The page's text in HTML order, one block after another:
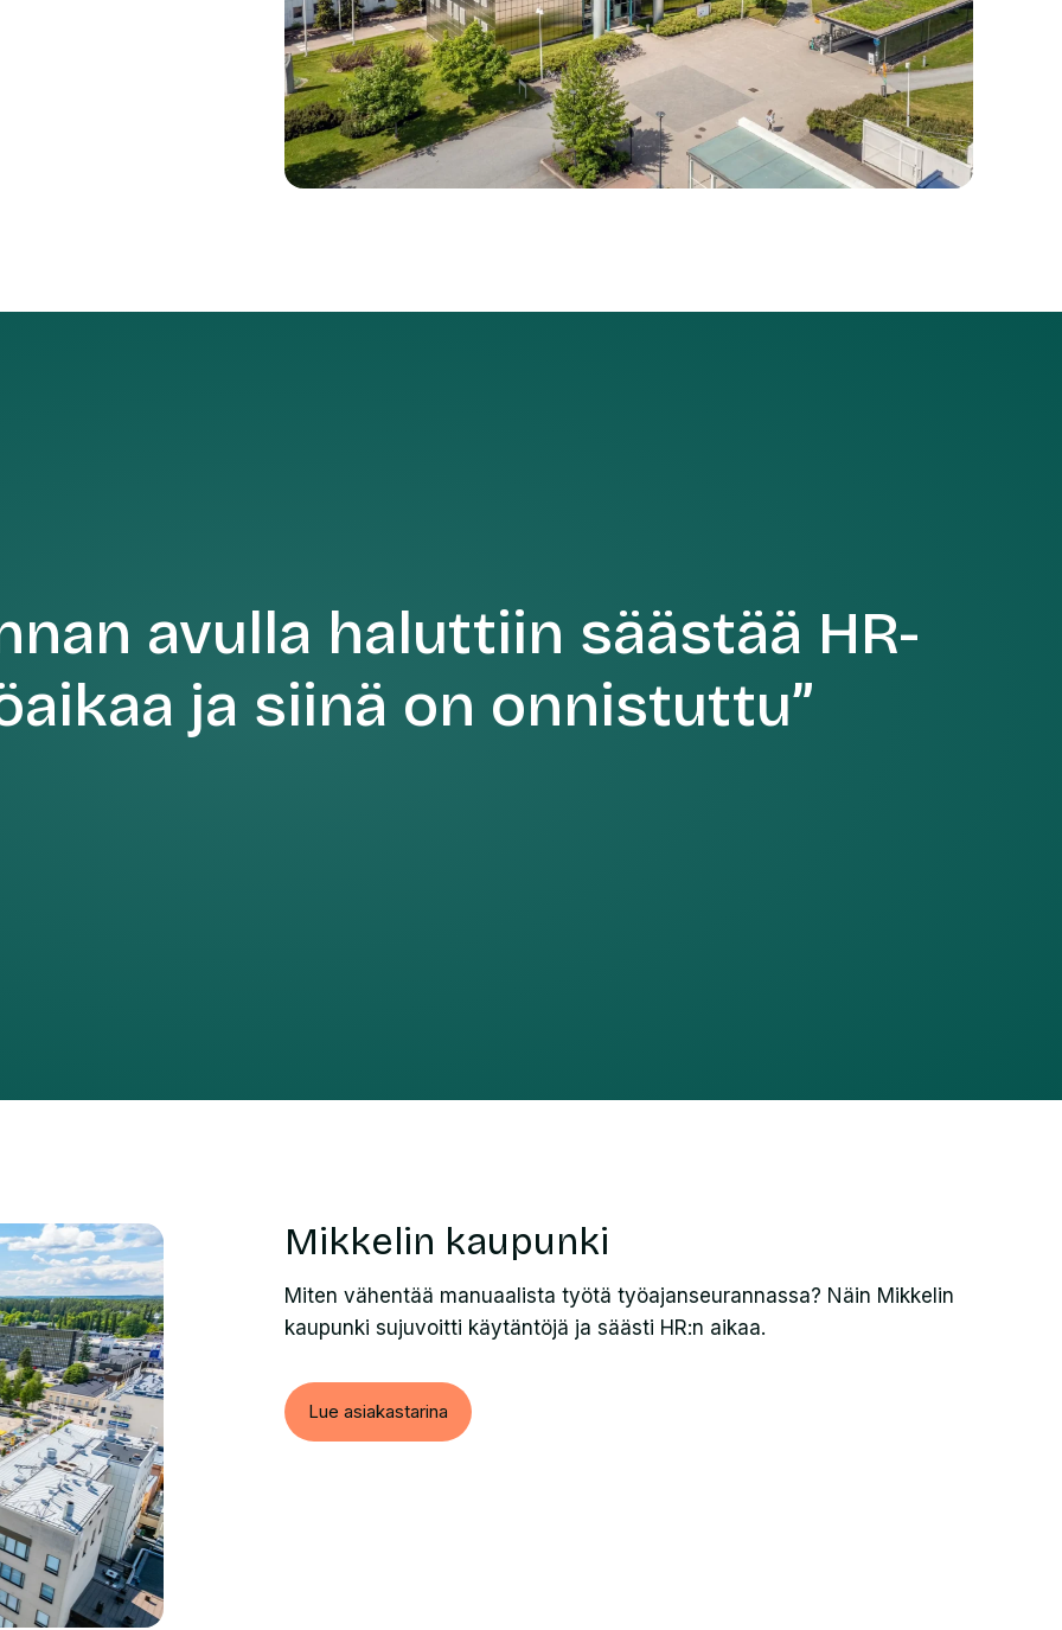
avulla haluttiin säästää HR-
ja siinä on onnistuttu”
Mikkelin kaupunki
Miten vähentää manuaalista työtä työajanseurannassa? Näin Mikkelin
kaupunki sujuvoitti käytäntöjä ja säästi HR:n aikaa.
Lue asiakastarina